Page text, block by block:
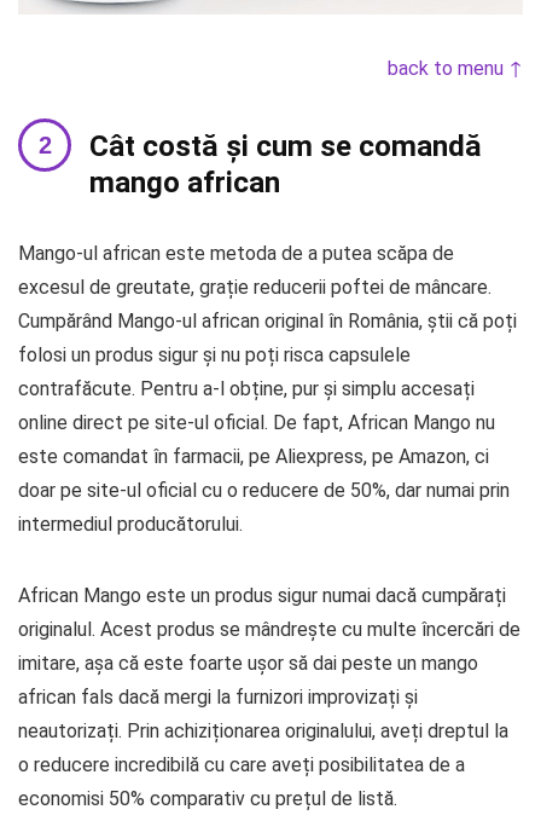
back to menu ↑
Cât costă și cum se comandă
mango african
Mango-ul african este metoda de a putea scăpa de
excesul de greutate, grație reducerii poftei de mâncare.
Cumpărând Mango-ul african original în România, știi că poți
folosi un produs sigur și nu poți risca capsulele
contrafăcute. Pentru a-l obține, pur și simplu accesați
online direct pe site-ul oficial. De fapt, African Mango nu
este comandat în farmacii, pe Aliexpress, pe Amazon, ci
doar pe site-ul oficial cu o reducere de 50%, dar numai prin
intermediul producătorului.
African Mango este un produs sigur numai dacă cumpărați
originalul. Acest produs se mândrește cu multe încercări de
imitare, așa că este foarte ușor să dai peste un mango
african fals dacă mergi la furnizori improvizați și
neautorizați. Prin achiziționarea originalului, aveți dreptul la
o reducere incredibilă cu care aveți posibilitatea de a
economisi 50% comparativ cu prețul de listă.